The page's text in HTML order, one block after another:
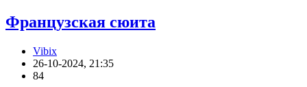
Французская сюита
Vibix
26-10-2024, 21:35
84